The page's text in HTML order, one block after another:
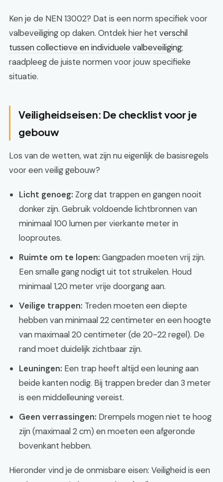
Ken je de NEN 13002? Dat is een norm specifiek voor
valbeveiliging op daken. Ontdek hier het verschil
tussen collectieve en individuele valbeveiliging;
raadpleeg de juiste normen voor jouw specifieke
situatie.
Veiligheidseisen: De checklist voor je
gebouw
Los van de wetten, wat zijn nu eigenlijk de basisregels
voor een veilig gebouw?
Licht genoeg: Zorg dat trappen en gangen nooit
donker zijn. Gebruik voldoende lichtbronnen van
minimaal 100 lumen per vierkante meter in
looproutes.
Ruimte om te lopen: Gangpaden moeten vrij zijn.
Een smalle gang nodigt uit tot struikelen. Houd
minimaal 1,20 meter vrije doorgang aan.
Veilige trappen: Treden moeten een diepte
hebben van minimaal 22 centimeter en een hoogte
van maximaal 20 centimeter (de 20-22 regel). De
rand moet duidelijk zichtbaar zijn.
Leuningen: Een trap heeft altijd een leuning aan
beide kanten nodig. Bij trappen breder dan 3 meter
is een middelleuning vereist.
Geen verrassingen: Drempels mogen niet te hoog
zijn (maximaal 2 cm) en moeten een afgeronde
bovenkant hebben.
Hieronder vind je de onmisbare eisen: Veiligheid is een